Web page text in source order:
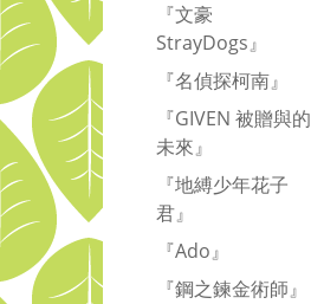
『文豪
StrayDogs』
『名偵探柯南』
『GIVEN 被贈與的
未來』
『地縛少年花子
君』
『Ado』
『鋼之鍊金術師』